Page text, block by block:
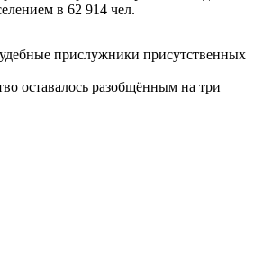
в 62 914 чел.
прислужники присутственных
оставалось разобщённым на три